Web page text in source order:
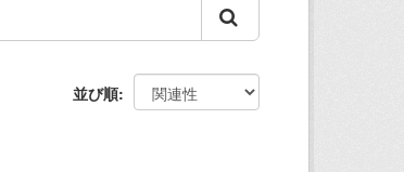
並び順